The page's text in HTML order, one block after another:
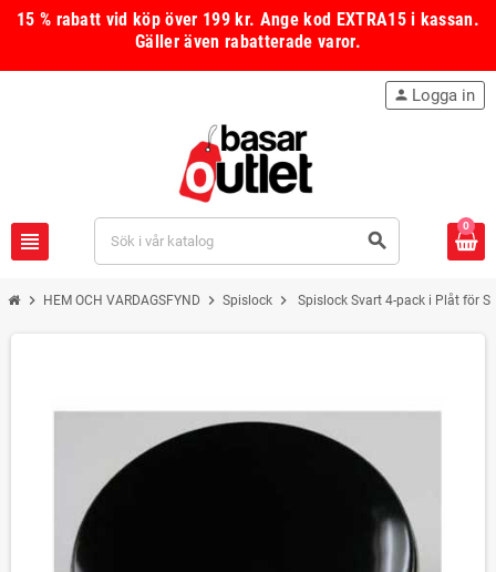
15 % rabatt vid köp över 199 kr. Ange kod EXTRA15i kassan.
Gäller även rabatterade varor.
view_headline search
person Logga in
0
chevron_right HEM OCH VARDAGSFYND chevron_right Spislock chevron_right Spislock Svart 4-pack i Plåt för